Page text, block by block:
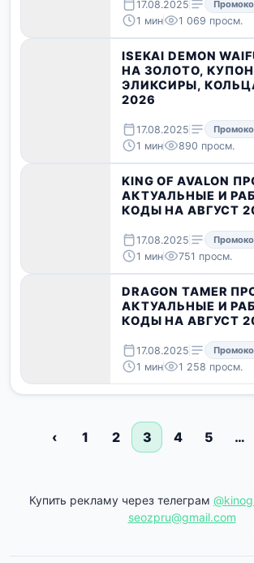
17.08.2025
1 мин
1 069 просм.
ISEKAI DEMON
НА ЗОЛОТО,
ЭЛИКСИРЫ,
2026
17.08.2025
1 мин
890 просм.
KING OF AVALON
АКТУАЛЬНЫЕ И
КОДЫ НА АВГУСТ
17.08.2025
1 мин
751 просм.
DRAGON TAMER
АКТУАЛЬНЫЕ И
КОДЫ НА АВГУСТ
17.08.2025
1 мин
1 258 просм.
‹ 1 2 3 4 5 …
Купить рекламу через телеграм
seozpru@gmail.com